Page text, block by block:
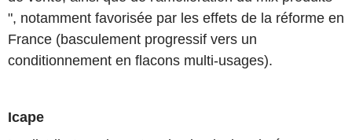
", notamment favorisée par les effets de la réforme en
France (basculement progressif vers un
conditionnement en flacons multi-usages).
Icape